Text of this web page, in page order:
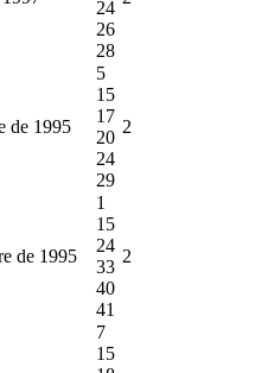
24
26
28
de 1995
5
15
17
20
24
29
2
de 1995
1
15
24
33
40
41
2
7
15